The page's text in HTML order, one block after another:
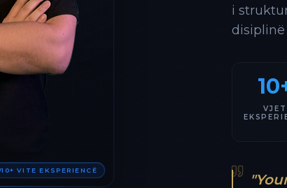
10+ VITE EKSPERIENCË
i
VJET